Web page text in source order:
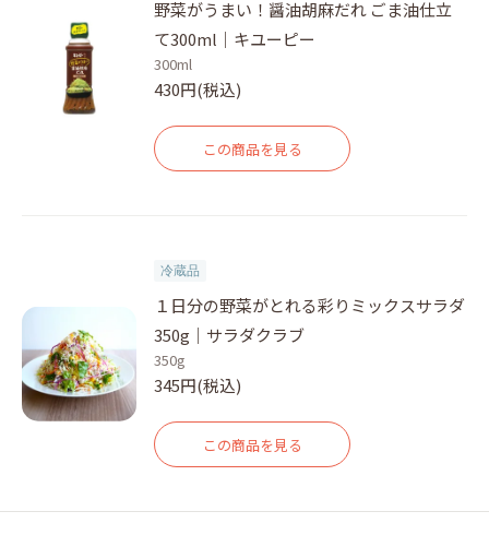
野菜がうまい！醤油胡麻だれ ごま油仕立
て300ml｜キユーピー
300ml
430円(税込)
この商品を見る
冷蔵品
１日分の野菜がとれる彩りミックスサラダ
350g｜サラダクラブ
350g
345円(税込)
この商品を見る